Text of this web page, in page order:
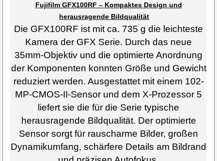
Fujifilm GFX100RF – Kompaktes Design und
herausragende Bildqualität
Die GFX100RF ist mit ca. 735 g die leichteste
Kamera der GFX Serie. Durch das neue
35mm-Objektiv und die optimierte Anordnung
der Komponenten konnten Größe und Gewicht
reduziert werden. Ausgestattet mit einem 102-
MP-CMOS-II-Sensor und dem X-Prozessor 5
liefert sie die für die Serie typische
herausragende Bildqualität. Der optimierte
Sensor sorgt für rauscharme Bilder, großen
Dynamikumfang, schärfere Details am Bildrand